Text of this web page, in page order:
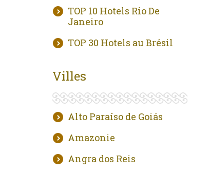
TOP 10 Hotels Rio De
Janeiro
TOP 30 Hotels au Brésil
Villes
Alto Paraíso de Goiás
Amazonie
Angra dos Reis